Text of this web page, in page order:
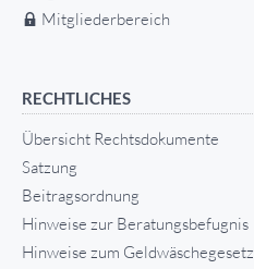
Mitgliederbereich
RECHTLICHES
Übersicht Rechtsdokumente
Satzung
Beitragsordnung
Hinweise zur Beratungsbefugnis
Hinweise zum Geldwäschegesetz